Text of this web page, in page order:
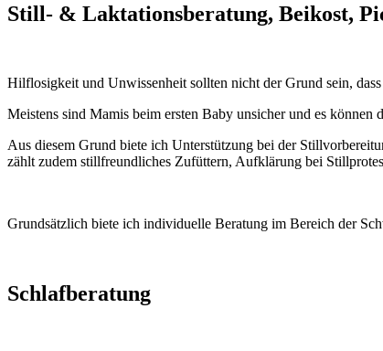
Still- & Laktationsberatung, Beikost,
Hilflosigkeit und Unwissenheit sollten nicht der Grund sein,
Meistens sind Mamis beim ersten Baby unsicher und es
Aus diesem Grund biete ich Unterstützung bei der
zählt zudem stillfreundliches Zufüttern, Aufklärung bei
Grundsätzlich biete ich individuelle Beratung im Bereich der
Schlafberatung